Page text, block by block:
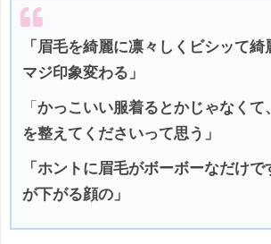
「眉毛を綺麗に凛々しくビシッて
マジ印象変わる」
「 かっこいい服着るとかじゃなくて
を整えてくださいって思う」
「ホントに眉毛がボーボーなだけ
が下がる顔の」